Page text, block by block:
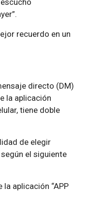
recuerdo en un
directo (DM)
la aplicación
tiene doble
de elegir
el siguiente
aplicación “APP